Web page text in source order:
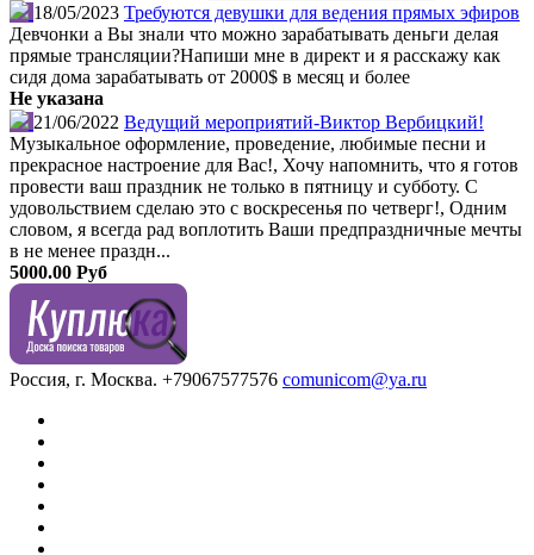
18/05/2023 Требуются девушки для ведения прямых эфиров
Девчонки а Вы знали что можно зарабатывать деньги делая
прямые трансляции?Напиши мне в директ и я расскажу как
сидя дома зарабатывать от 2000$ в месяц и более
Не указана
21/06/2022 Ведущий мероприятий-Виктор Вербицкий!
Музыкальное оформление, проведение, любимые песни и
прекрасное настроение для Вас!, Хочу напомнить, что я готов
провести ваш праздник не только в пятницу и субботу. С
удовольствием сделаю это с воскресенья по четверг!, Одним
словом, я всегда рад воплотить Ваши предпраздничные мечты
в не менее праздн...
5000.00 Руб
Россия, г. Москва. +79067577576 comunicom@ya.ru